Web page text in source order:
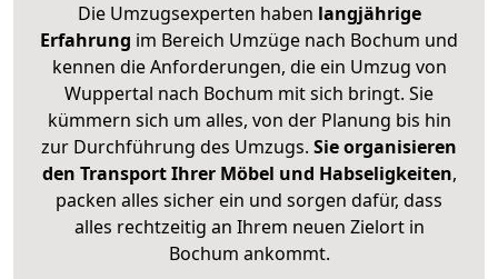
Die Umzugsexperten haben langjährige
Erfahrung im Bereich Umzüge nach Bochum und
kennen die Anforderungen, die ein Umzug von
Wuppertal nach Bochum mit sich bringt. Sie
kümmern sich um alles, von der Planung bis hin
zur Durchführung des Umzugs. Sie organisieren
den Transport Ihrer Möbel und Habseligkeiten,
packen alles sicher ein und sorgen dafür, dass
alles rechtzeitig an Ihrem neuen Zielort in
Bochum ankommt.